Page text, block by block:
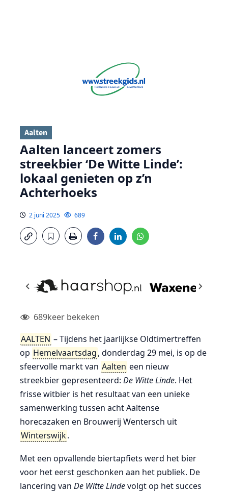
Aalten
Aalten lanceert zomers
streekbier ‘De Witte Linde’:
lokaal genieten op z’n
Achterhoeks
2 juni 2025 689
689keer bekeken
AALTEN – Tijdens het jaarlijkse Oldtimertreffen
op Hemelvaartsdag, donderdag 29 mei, is op de
sfeervolle markt van Aalten een nieuw
streekbier gepresenteerd: De Witte Linde. Het
frisse witbier is het resultaat van een unieke
samenwerking tussen acht Aaltense
horecazaken en Brouwerij Wentersch uit
Winterswijk.
Met een opvallende biertapfiets werd het bier
voor het eerst geschonken aan het publiek. De
lancering van De Witte Lindevolgt op het succes